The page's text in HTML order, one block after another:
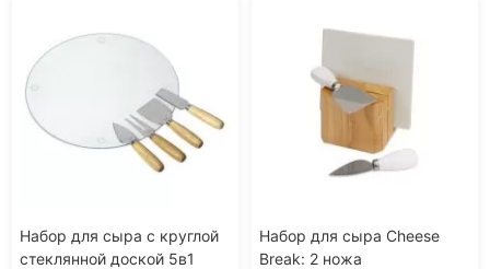
Набор для сыра с круглой
стеклянной доской 5в1
Набор для сыра Cheese
Break: 2 ножа